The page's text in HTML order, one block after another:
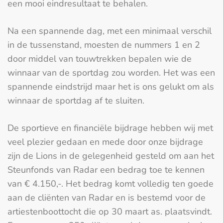
een mooi eindresultaat te behalen.
Na een spannende dag, met een minimaal verschil
in de tussenstand, moesten de nummers 1 en 2
door middel van touwtrekken bepalen wie de
winnaar van de sportdag zou worden. Het was een
spannende eindstrijd maar het is ons gelukt om als
winnaar de sportdag af te sluiten.
De sportieve en financiële bijdrage hebben wij met
veel plezier gedaan en mede door onze bijdrage
zijn de Lions in de gelegenheid gesteld om aan het
Steunfonds van Radar een bedrag toe te kennen
van € 4.150,-. Het bedrag komt volledig ten goede
aan de cliënten van Radar en is bestemd voor de
artiestenboottocht die op 30 maart as. plaatsvindt.